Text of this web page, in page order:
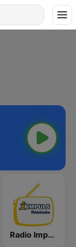
Radio Impuls